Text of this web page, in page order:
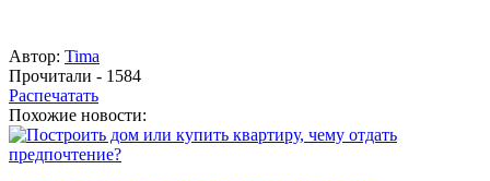
Автор: Tima
Прочитали - 1584
Распечатать
Похожие новости: